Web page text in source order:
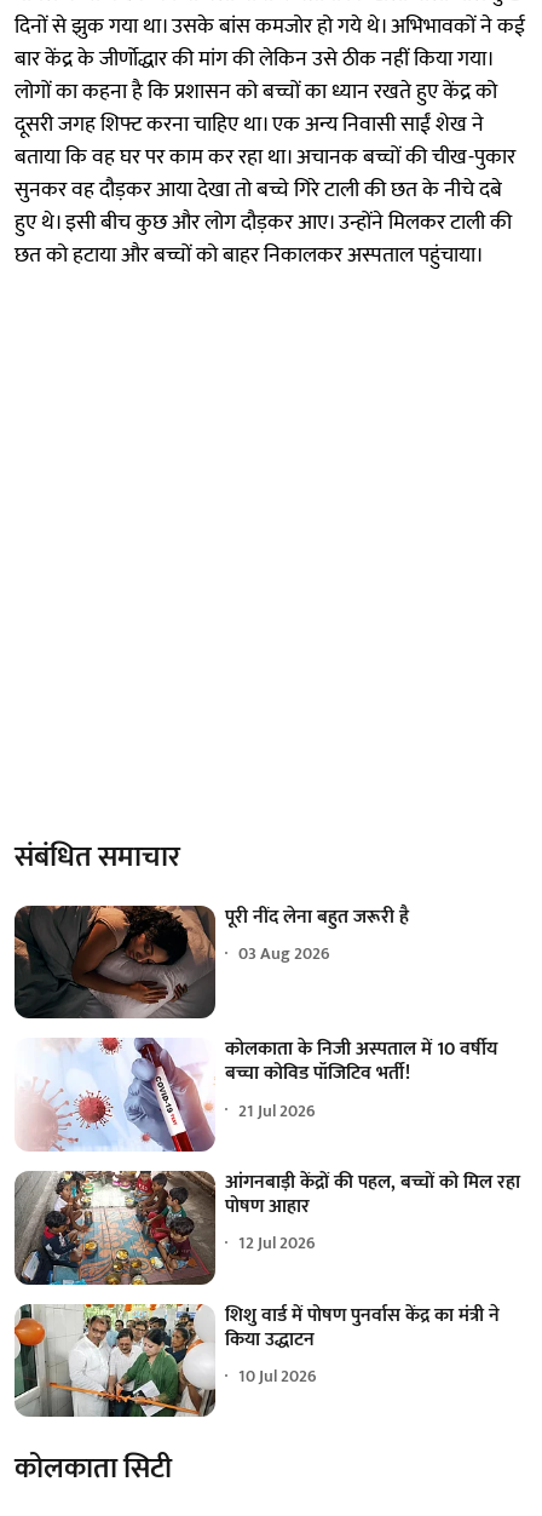
दिनों से झुक गया था। उसके बांस कमजोर हो गये थे। अभिभावकों ने कई
बार केंद्र के जीर्णोद्धार की मांग की लेकिन उसे ठीक नहीं किया गया।
लोगों का कहना है कि प्रशासन को बच्चों का ध्यान रखते हुए केंद्र को
दूसरी जगह शिफ्ट करना चाहिए था। एक अन्य निवासी साईं शेख ने
बताया कि वह घर पर काम कर रहा था। अचानक बच्चों की चीख-पुकार
सुनकर वह दौड़कर आया देखा तो बच्चे गिरे टाली की छत के नीचे दबे
हुए थे। इसी बीच कुछ और लोग दौड़कर आए। उन्होंने मिलकर टाली की
छत को हटाया और बच्चों को बाहर निकालकर अस्पताल पहुंचाया।
संबंधित समाचार
पूरी नींद लेना बहुत जरूरी है
03 Aug 2026
कोलकाता के निजी अस्पताल में 10 वर्षीय
बच्चा कोविड पॉजिटिव भर्ती!
21 Jul 2026
आंगनबाड़ी केंद्रों की पहल, बच्चों को मिल रहा
पोषण आहार
12 Jul 2026
शिशु वार्ड में पोषण पुनर्वास केंद्र का मंत्री ने
किया उद्धाटन
10 Jul 2026
कोलकाता सिटी